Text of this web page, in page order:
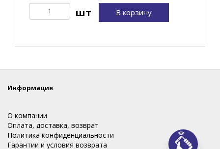
В корзину
Информация
О компании
Оплата, доставка, возврат
Политика конфиденциальности
Гарантии и условия возврата